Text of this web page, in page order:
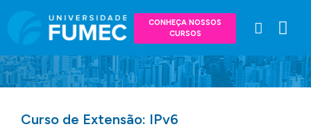
CONHEÇA NOSSOS
CURSOS
Curso de Extensão: IPv6